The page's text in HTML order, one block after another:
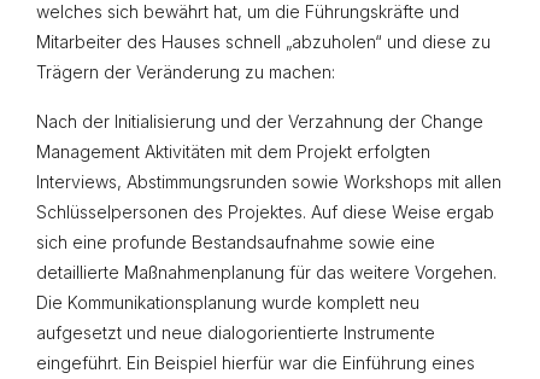
welches sich bewährt hat, um die Führungs­kräfte und
Mitarbeiter des Hauses schnell „abzuholen“ und diese zu
Trägern der Veränderung zu machen:
Nach der Initialisierung und der Verzahnung der Change
Management Aktivitäten mit dem Projekt erfolgten
Interviews, Abstimmungsrunden sowie Workshops mit allen
Schlüsselpersonen des Projektes. Auf diese Weise ergab
sich eine profunde Bestandsaufnahme sowie eine
detaillierte Maß­nahmenplanung für das weitere Vorgehen.
Die Kommunikationsplanung wurde komplett neu
aufgesetzt und neue dialogorientierte Instrumente
eingeführt. Ein Beispiel hierfür war die Einführung eines